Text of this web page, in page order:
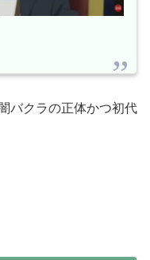
バクラの正体かつ初代